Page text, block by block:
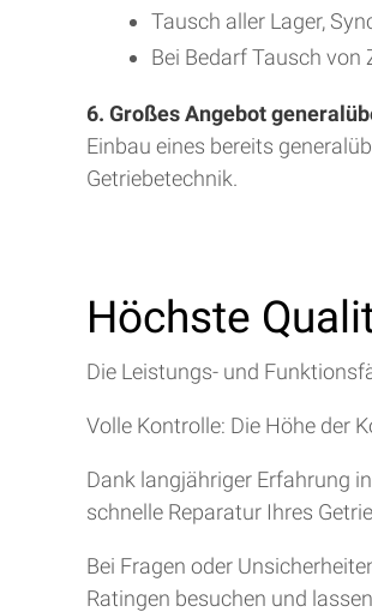
Tausch aller Lager,
Bei Bedarf Tausch von
6. Großes Angebot
Einbau eines bereits
Getriebetechnik.
Höchste
Die Leistungs- und
Volle Kontrolle: Die Höhe der
Dank langjähriger Erfahrung
schnelle Reparatur Ihres
Bei Fragen oder
Ratingen besuchen und